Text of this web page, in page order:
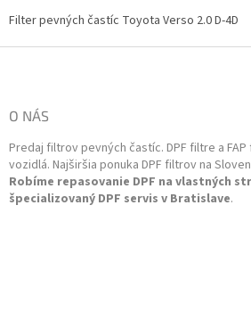
Filter pevných častíc Toyota Verso 2.0 D-4D
O NÁS
Predaj filtrov pevných častíc. DPF filtre a
vozidlá. Najširšia ponuka DPF filtrov na
Robíme repasovanie DPF na vlastných
špecializovaný DPF servis v Bratislave.